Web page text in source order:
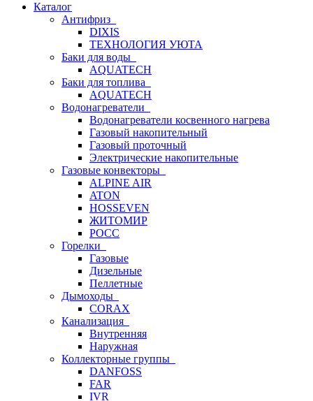
Каталог
Антифриз
DIXIS
ТЕХНОЛОГИЯ УЮТА
Баки для воды
AQUATECH
Баки для топлива
AQUATECH
Водонагреватели
Водонагреватели косвенного нагрева
Газовый накопительный
Газовый проточный
Электрические накопительные
Газовые конвекторы
ALPINE AIR
ATON
HOSSEVEN
ЖИТОМИР
РОСС
Горелки
Газовые
Дизельные
Пеллетные
Дымоходы
CORAX
Канализация
Внутренняя
Наружная
Коллекторные группы
DANFOSS
FAR
IVR